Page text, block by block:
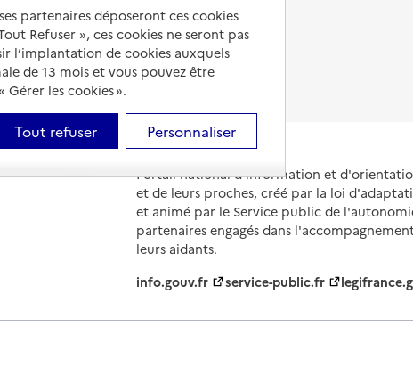
Fin de vie en EHPAD
Portail national d'information et
et de leurs proches, créé par la loi
et animé par le Service public de
partenaires engagés dans
leurs aidants.
info.gouv.fr
service-public.fr
partenaires déposeront ces cookies
Refuser », ces cookies ne seront pas
l’implantation de cookies auxquels
de 13 mois et vous pouvez être
les cookies ».
Tout refuser Personnaliser